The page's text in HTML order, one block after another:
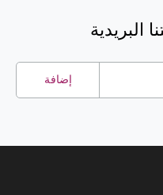
البريدية
إضافة